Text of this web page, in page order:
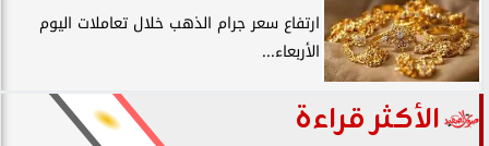
ارتفاع سعر جرام الذهب خلال تعاملات اليوم
الأربعاء...
الأكثر قراءة